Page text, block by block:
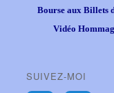
Bourse aux Billets
Vidéo
SUIVEZ-MOI